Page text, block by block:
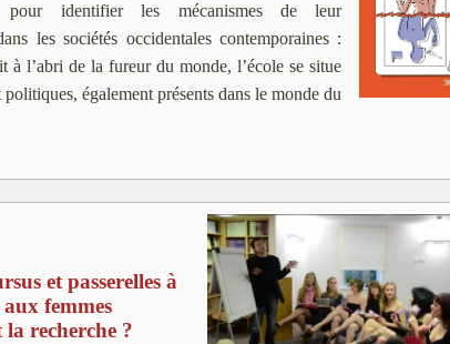
identifier les mécanismes de leur
les sociétés occidentales contemporaines :
à l’abri de la fureur du monde, l’école se situe
également présents dans le monde du
et passerelles à
femmes
la recherche ?